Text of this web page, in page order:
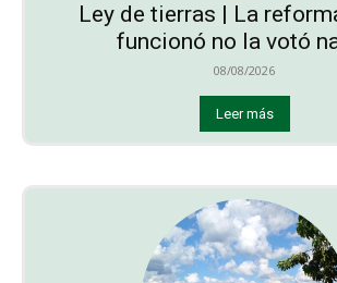
Ley de tierras | La
funcionó no la votó
08/08/2026
Leer más